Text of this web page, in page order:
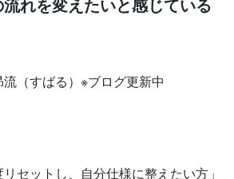
（すばる）※ブログ更新中
リセットし、自分仕様に整えたい方」